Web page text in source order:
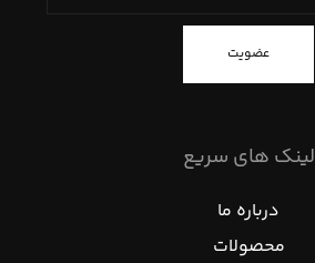
عضویت
لینک های سریع
درباره ما
محصولات